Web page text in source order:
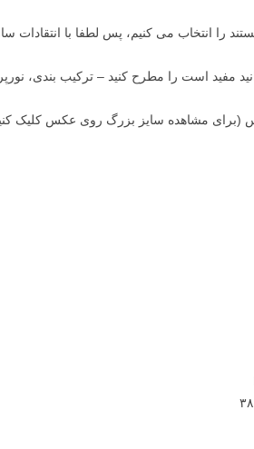
را انتخاب می کنیم، پس لطفا با انتقادات
مفید است را مطرح کنید – ترکیب بندی،
(برای مشاهده سایز بزرگ روی عکس کلیک